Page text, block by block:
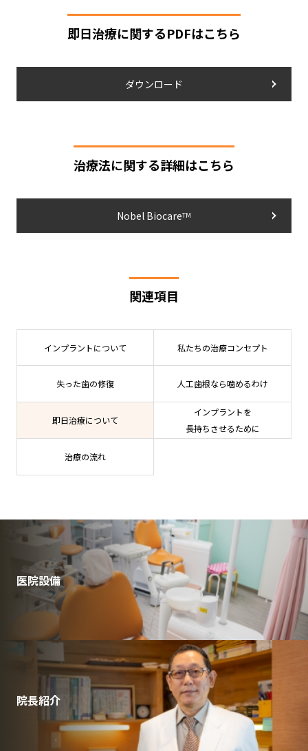
即日治療に関するPDFはこちら
ダウンロード
治療法に関する詳細はこちら
Nobel BiocareTM
関連項目
インプラントについて 私たちの治療コンセプト
失った歯の修復 人工歯根なら噛めるわけ
即日治療について
インプラントを
長持ちさせるために
治療の流れ
医院設備
院長紹介